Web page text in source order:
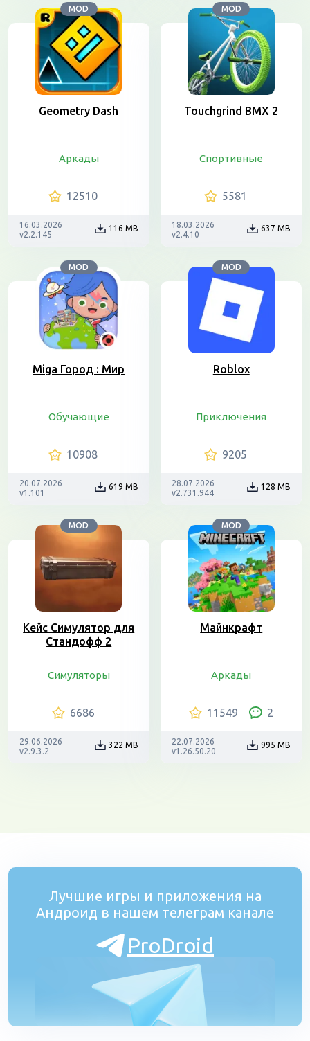
MOD
Geometry Dash
Аркады
12510
16.03.2026
v2.2.145
116 MB
MOD
Touchgrind BMX 2
Спортивные
5581
18.03.2026
v2.4.10
637 MB
MOD
Miga Город : Мир
Обучающие
10908
20.07.2026
v1.101
619 MB
MOD
Roblox
Приключения
9205
28.07.2026
v2.731.944
128 MB
MOD
Кейс Симулятор для
Стандофф 2
Симуляторы
6686
29.06.2026
v2.9.3.2
322 MB
MOD
Майнкрафт
Аркады
11549 2
22.07.2026
v1.26.50.20
995 MB
Лучшие игры и приложения на
Андроид в нашем телеграм канале
ProDroid